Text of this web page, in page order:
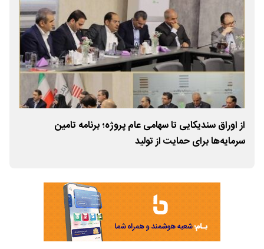
از اوراق سندیکایی تا سهامی عام پروژه؛ برنامه تامین
سرمایه‌ها برای حمایت از تولید